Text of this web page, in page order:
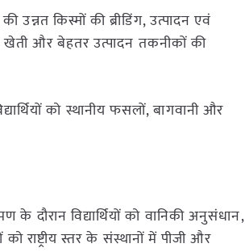
उन्नत किस्मों की ब्रीडिंग, उत्पादन एवं
खेती और बेहतर उत्पादन तकनीकों की
को स्थानीय फसलों, बागवानी और
दौरान विद्यार्थियों को वानिकी अनुसंधान,
राष्ट्रीय स्तर के संस्थानों में पीजी और